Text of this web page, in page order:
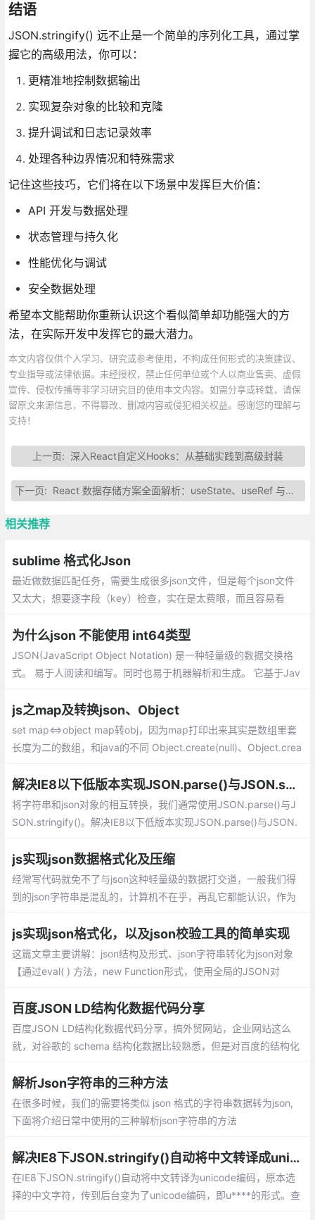
结语
JSON.stringify() 远不止是一个简单的序列化工具，通过掌
握它的高级用法，你可以：
更精准地控制数据输出
实现复杂对象的比较和克隆
提升调试和日志记录效率
处理各种边界情况和特殊需求
记住这些技巧，它们将在以下场景中发挥巨大价值：
API 开发与数据处理
状态管理与持久化
性能优化与调试
安全数据处理
希望本文能帮助你重新认识这个看似简单却功能强大的方
法，在实际开发中发挥它的最大潜力。
本文内容仅供个人学习、研究或参考使用，不构成任何形式的决策建议、
专业指导或法律依据。未经授权，禁止任何单位或个人以商业售卖、虚假
宣传、侵权传播等非学习研究目的使用本文内容。如需分享或转载，请保
留原文来源信息，不得篡改、删减内容或侵犯相关权益。感谢您的理解与
支持！
上一页:深入React自定义Hooks：从基础实践到高级封装
下一页: React 数据存储方案全面解析：useState、useRef 与全局变量的选择指南
相关推荐
sublime 格式化Json
最近做数据匹配任务，需要生成很多json文件，但是每个json文件
又太大，想要逐字段（key）检查，实在是太费眼，而且容易看
格式化
为什么json 不能使用 int64类型
JSON(JavaScript Object Notation) 是一种轻量级的数据交换格
式。 易于人阅读和编写。同时也易于机器解析和生成。 它基于Jav
on - December 1999的一个子集
js之map及转换json、Object
set map<=>object map转obj，因为map打印出来其实是数组里套
长度为二的数组，和java的不同 Object.create(null)、Object.crea
没有、后两个一样继承了object类，有两个内置方法
解决IE8以下低版本实现JSON.parse()与JSON.stringify()的兼容
将字符串和json对象的相互转换，我们通常
使用JSON.parse()与JSON.stringify()。解
N.stringify()的兼容呢：利用eval方式解析、
new Function形式、自定义兼容json的方
法、head头添加mate等
js实现json数据格式化及压缩
经常写代码就免不了与json这种轻量级的数据打交道，一般我们得
到的json字符串是混乱的，计算机不在乎，再乱它都能认识，作为
js实现json格式化，以及json校验工具的简单实现
这篇文章主要讲解：json结构及形式、json字符串转化为json对象
【通过eval( ) 方法，new Function形式，使用全局的JSON对
百度JSON LD结构化数据代码分享
百度JSON LD结构化数据代码分享，搞外贸网站，企业网站这么
就，对谷歌的 schema 结构化数据比较熟悉，但是对百度的结构化
解析Json字符串的三种方法
在很多时候，我们的需要将类似 json 格式的字符串数据转为json,
下面将介绍日常中使用的三种解析json字符串的方法
解决IE8下JSON.stringify()自动将中文转译成unicode的方法
在IE8下JSON.stringify()自动将中文转译为unicode编码，原本选
择的中文字符，传到后台变为了unicode编码，即u****的形式。查